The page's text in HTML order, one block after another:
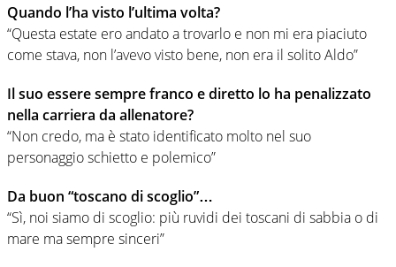
Quando l’ha visto l’ultima volta?
“Questa estate ero andato a trovarlo e non mi era piaciuto
come stava, non l’avevo visto bene, non era il solito Aldo”
Il suo essere sempre franco e diretto lo ha penalizzato
nella carriera da allenatore?
“Non credo, ma è stato identificato molto nel suo
personaggio schietto e polemico”
Da buon “toscano di scoglio”…
“Sì, noi siamo di scoglio: più ruvidi dei toscani di sabbia o di
mare ma sempre sinceri”